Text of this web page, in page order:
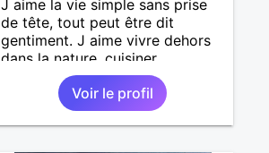
J aime la vie simple sans prise
de tête, tout peut être dit
gentiment. J aime vivre dehors
dans la nature, cuisiner,
randonner, camper, voyager,
découvrir, comprendre des
nouveaux trucs techniques et
sur la vie des êtres vivants. J
Voir le profil